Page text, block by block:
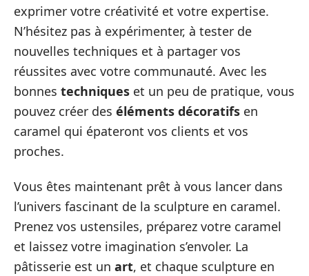
exprimer votre créativité et votre expertise.
N’hésitez pas à expérimenter, à tester de
nouvelles techniques et à partager vos
réussites avec votre communauté. Avec les
bonnes techniques et un peu de pratique, vous
pouvez créer des éléments décoratifs en
caramel qui épateront vos clients et vos
proches.
Vous êtes maintenant prêt à vous lancer dans
l’univers fascinant de la sculpture en caramel.
Prenez vos ustensiles, préparez votre caramel
et laissez votre imagination s’envoler. La
pâtisserie est un art, et chaque sculpture en